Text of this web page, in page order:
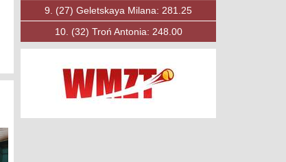
9.(50)Rybicki Konrad: 206.00
10. (53) Księżak Filip: 197.00